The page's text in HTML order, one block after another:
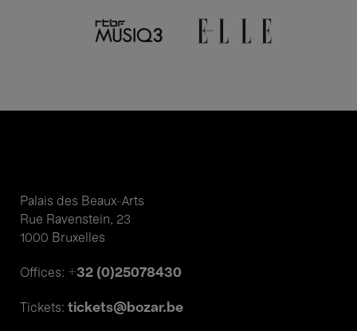
Palais des Beaux-Arts
Rue Ravenstein, 23
1000 Bruxelles
Offices: +32 (0)25078430
Tickets: tickets@bozar.be